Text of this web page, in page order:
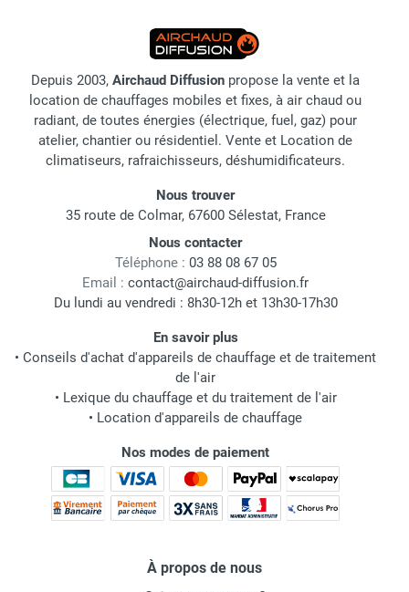
Depuis 2003, Airchaud Diffusion propose la vente et la
location de chauffages mobiles et fixes, à air chaud ou
radiant, de toutes énergies (électrique, fuel, gaz) pour
atelier, chantier ou résidentiel. Vente et Location de
climatiseurs, rafraichisseurs, déshumidificateurs.
Nous trouver
35 route de Colmar, 67600 Sélestat, France
Nous contacter
Téléphone : 03 88 08 67 05
Email : contact@airchaud-diffusion.fr
Du lundi au vendredi : 8h30-12h et 13h30-17h30
En savoir plus
• Conseils d'achat d'appareils de chauffage et de traitement
de l'air
• Lexique du chauffage et du traitement de l'air
• Location d'appareils de chauffage
Nos modes de paiement
À propos de nous